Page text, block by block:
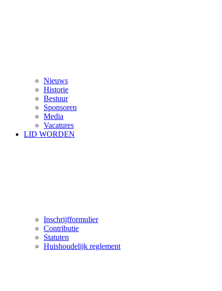
Nieuws
Historie
Bestuur
Sponsoren
Media
Vacatures
LID WORDEN
Inschrijfformulier
Contributie
Statuten
Huishoudelijk reglement